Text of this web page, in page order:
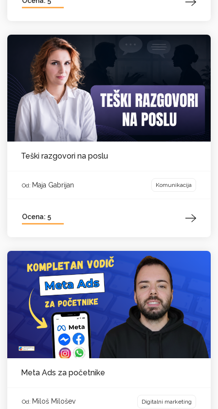
Teški razgovori na poslu
Od: Maja Gabrijan Komunikacija
Ocena: 5
Meta Ads za početnike
Od: Miloš Milošev Digitalni marketing